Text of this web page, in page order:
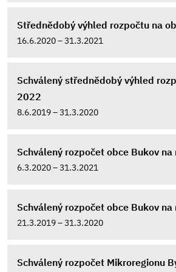
Střednědobý výhled rozpočtu na
16.6.2020 – 31.3.2021
Schválený střednědobý výhled
2022
8.6.2019 – 31.3.2020
Schválený rozpočet obce Bukov
6.3.2020 – 31.3.2021
Schválený rozpočet obce Bukov
21.3.2019 – 31.3.2020
Schválený rozpočet Mikroregionu